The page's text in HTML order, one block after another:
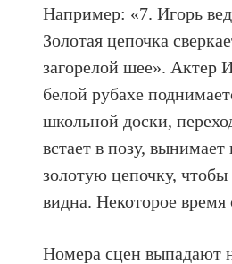
Например: «7. Игорь
Золотая цепочка
загорелой шее». Актер
белой рубахе
школьной доски,
встает в позу, вынимает
золотую цепочку,
видна. Некоторое время
Номера сцен выпадают